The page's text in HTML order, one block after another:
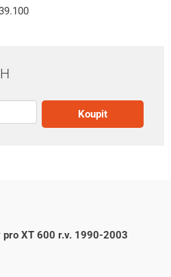
Koupit
XT 600 r.v. 1990-2003